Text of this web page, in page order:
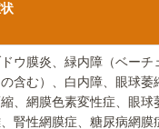
ウ膜炎、緑内障（ベーチ
の含む）、白内障、眼球萎
、網膜色素変性症、眼球
腎性網膜症、糖尿病網膜